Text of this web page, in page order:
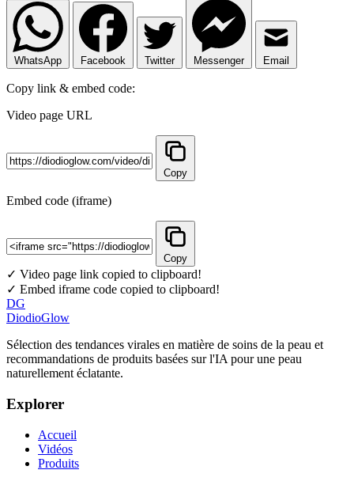
WhatsApp Facebook Twitter Messenger Email
Copy link & embed code:
Video page URL
Copy
Embed code (iframe)
Copy
✓ Video page link copied to clipboard!
✓ Embed iframe code copied to clipboard!
DG
DiodioGlow
Sélection des tendances virales en matière de soins de la peau et
recommandations de produits basées sur l'IA pour une peau
naturellement éclatante.
Explorer
Accueil
Vidéos
Produits